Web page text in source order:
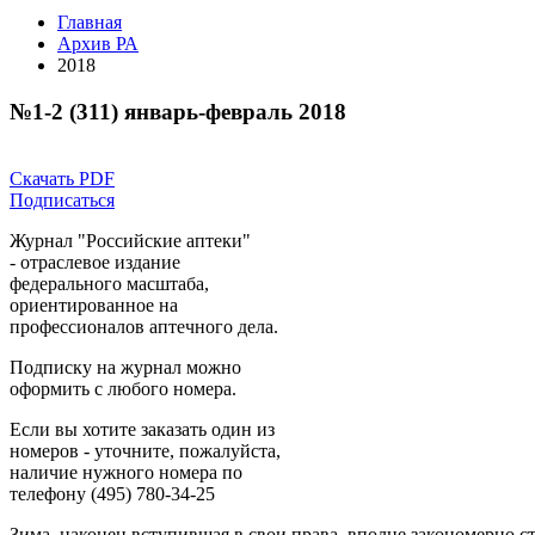
Главная
Архив РА
2018
№1-2 (311) январь-февраль 2018
Скачать PDF
Подписаться
Журнал "Российские аптеки"
- отраслевое издание
федерального масштаба,
ориентированное на
профессионалов аптечного дела.
Подписку на журнал можно
оформить с любого номера.
Если вы хотите заказать один из
номеров - уточните, пожалуйста,
наличие нужного номера по
телефону (495) 780-34-25